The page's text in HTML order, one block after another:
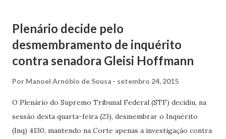
ausência da intervenção do MP, que seria obrigatória.
Originalmente, a CEF buscou a desocupação de um imóvel
adquirido com recursos do Programa de Arrendamento
Plenário decide pelo
desmembramento de inquérito
contra senadora Gleisi Hoffmann
Por Manoel Arnóbio de Sousa setembro 24, 2015
O Plenário do Supremo Tribunal Federal (STF) decidiu, na
sessão desta quarta-feira (23), desmembrar o Inquérito
(Inq) 4130, mantendo na Corte apenas a investigação contra